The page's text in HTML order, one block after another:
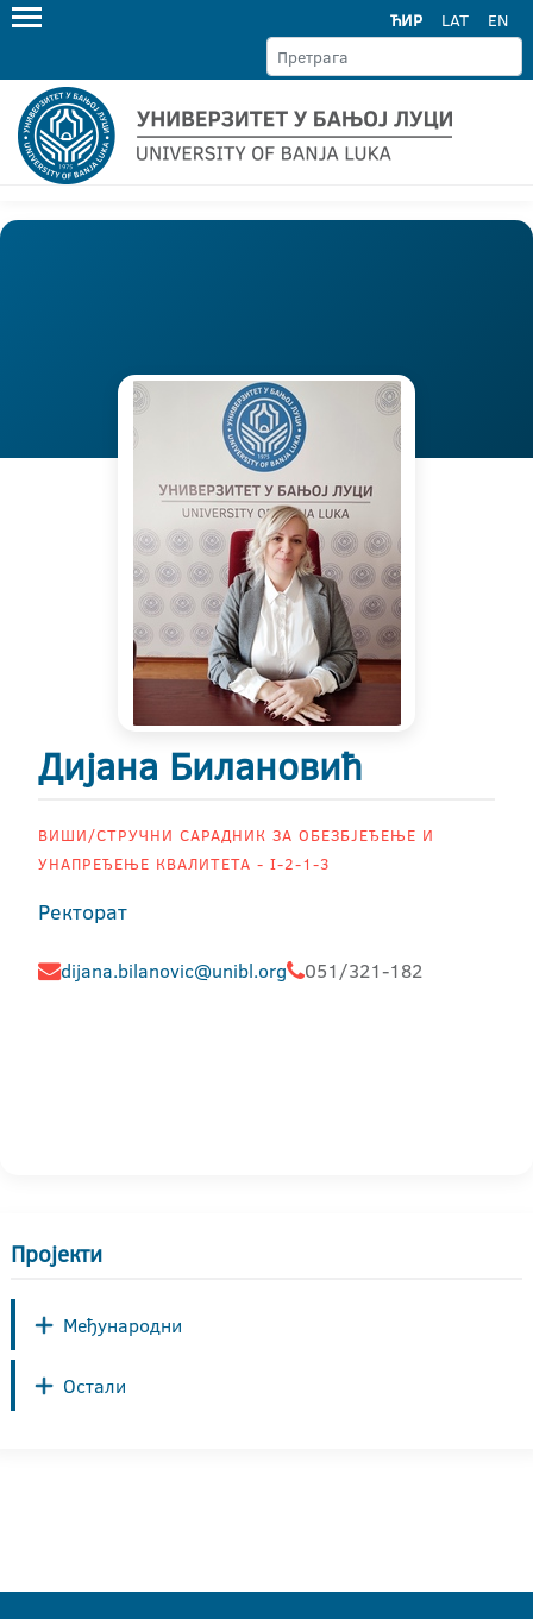
ЋИР LAT EN
Дијана Билановић
ВИШИ/СТРУЧНИ САРАДНИК ЗА ОБЕЗБЈЕЂЕЊЕ И
УНАПРЕЂЕЊЕ КВАЛИТЕТА - I-2-1-3
Ректорат
dijana.bilanovic@unibl.org 051/321-182
Пројекти
Међународни
Остали